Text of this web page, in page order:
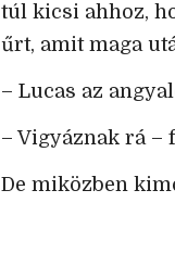
túl kicsi ahhoz,
űrt, amit maga
– Lucas az
– Vigyáznak rá –
De miközben